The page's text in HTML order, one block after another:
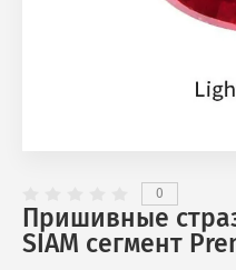
0
Пришивные
SIAM сегмент